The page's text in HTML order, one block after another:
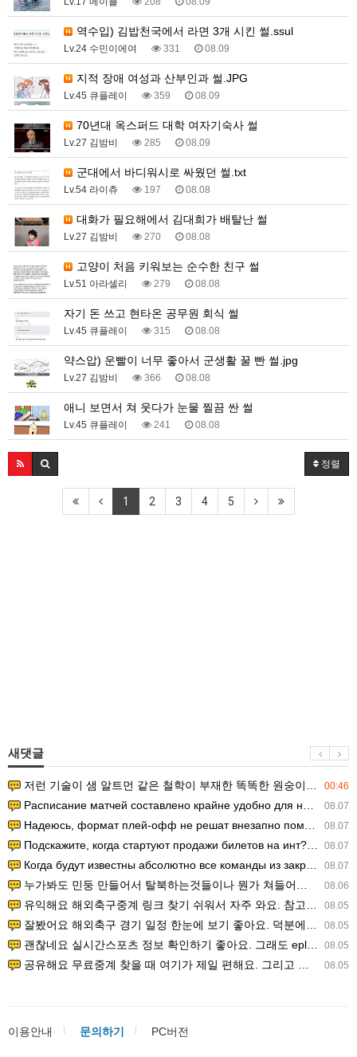
역수입) 김밥천국에서 라면 3개 시킨 썰.ssul
Lv.24 수민이에여 331 08.09
지적 장애 여성과 산부인과 썰.JPG
Lv.45 큐플레이 359 08.09
70년대 옥스퍼드 대학 여자기숙사 썰
Lv.27 김밤비 285 08.09
군대에서 바디워시로 싸웠던 썰.txt
Lv.54 라이츄 197 08.08
대화가 필요해에서 김대희가 배탈난 썰
Lv.27 김밤비 270 08.08
고양이 처음 키워보는 순수한 친구 썰
Lv.51 아라셀리 279 08.08
자기 돈 쓰고 현타온 공무원 회식 썰
Lv.45 큐플레이 315 08.08
약스압) 운빨이 너무 좋아서 군생활 꿀 빤 썰.jpg
Lv.27 김밤비 366 08.08
애니 보면서 쳐 웃다가 눈물 찔끔 싼 썰
Lv.45 큐플레이 241 08.08
정렬
1 2 3 4 5
새댓글
00:46
저런 기술이 샘 알트먼 같은 철학이 부재한 똑똑한 원숭이에게 있다는게 문제.
08.07
Расписание матчей составлено крайне удобно для нашего часово…
08.07
Надеюсь, формат плей-офф не решат внезапно поменять. https:/…
08.07
Подскажите, когда стартуют продажи билетов на инт? https://g…
08.07
Когда будут известны абсолютно все команды из закрытых квали…
08.06
누가봐도 민둥 만들어서 탈북하는것들이나 뭔가 쳐들어오는 낌새를 미리 알아차리기 위함이지 저걸 전쟁준비라고 하…
08.05
유익해요 해외축구중계 링크 찾기 쉬워서 자주 와요. 참고로 무료스포츠중계 정보 확인할 때 출처 꼭 체크해요.…
08.05
잘봤어요 해외축구 경기 일정 한눈에 보기 좋아요. 덕분에 epl중계 볼 때 공식 중계 채널 먼저 찾아봐요. …
08.05
괜찮네요 실시간스포츠 정보 확인하기 좋아요. 그래도 epl중계 볼 때 공식 중계 채널 먼저 찾아봐요. 북마크…
08.05
공유해요 무료중계 찾을 때 여기가 제일 편해요. 그리고 무료스포츠중계 정보 확인할 때 출처 꼭 체크해요. 앞…
이용안내 문의하기 PC버전